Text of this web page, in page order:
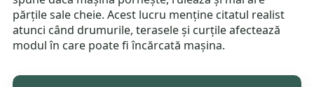
părțile sale cheie. Acest lucru menține citatul realist
atunci când drumurile, terasele și curțile afectează
modul în care poate fi încărcată mașina.